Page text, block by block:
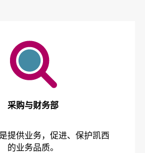
采购与财务部
提供业务，促进、保护凯西
的业务品质。